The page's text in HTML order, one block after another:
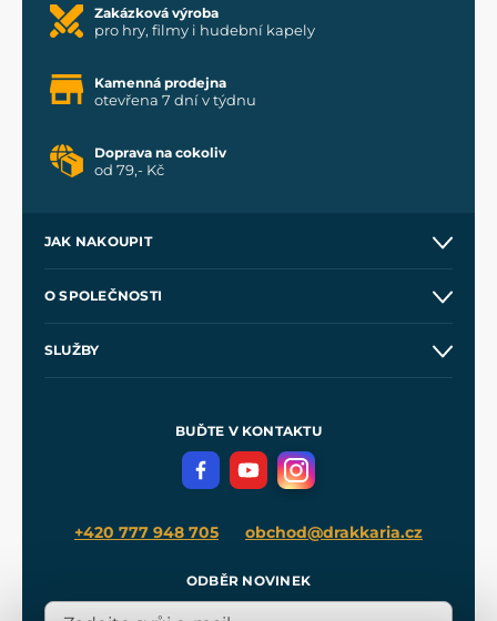
Zakázková výroba
pro hry, filmy i hudební kapely
Kamenná prodejna
otevřena 7 dní v týdnu
Doprava na cokoliv
od 79,- Kč
JAK NAKOUPIT
Velkoobchod
O SPOLEČNOSTI
SLUŽBY
Meče pro Kingdom Come
BUĎTE V KONTAKTU
+420 777 948 705 obchod@drakkaria.cz
ODBĚR NOVINEK